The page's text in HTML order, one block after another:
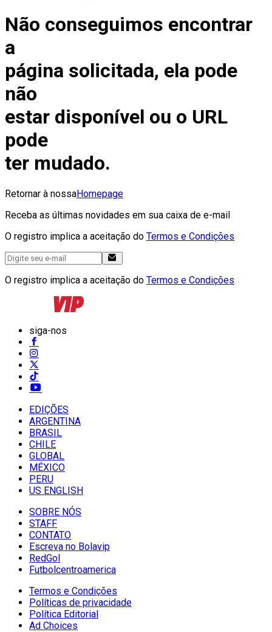
Não conseguimos encontrar
a
página solicitada, ela pode
não
estar disponível ou o URL
pode
ter mudado.
Retornar à nossaHomepage
Receba as últimas novidades em sua caixa de e-mail
O registro implica a aceitação do Termos e Condições
O registro implica a aceitação do Termos e Condições
siga-nos
EDIÇÕES
ARGENTINA
BRASIL
CHILE
GLOBAL
MÉXICO
PERU
US ENGLISH
SOBRE NÓS
STAFF
CONTATO
Escreva no Bolavip
RedGol
Futbolcentroamerica
Termos e Condições
Políticas de privacidade
Política Editorial
Ad Choices